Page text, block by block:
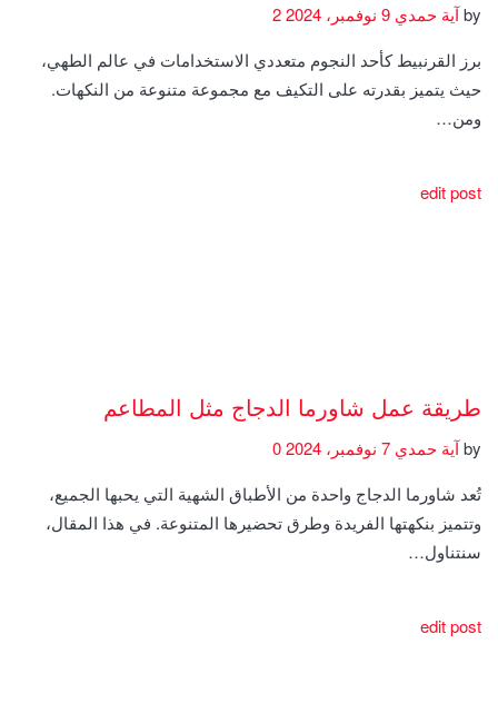
byآية حمدي
برز القرنبيط كأحد النجوم متعددي الاستخدامات في عالم الطهي،
حيث يتميز بقدرته على التكيف مع مجموعة متنوعة من النكهات.
ومن…
edit post
طريقة عمل شاورما الدجاج مثل المطاعم
byآية حمدي
تُعد شاورما الدجاج واحدة من الأطباق الشهية التي يحبها الجميع،
وتتميز بنكهتها الفريدة وطرق تحضيرها المتنوعة. في هذا المقال،
سنتناول…
edit post